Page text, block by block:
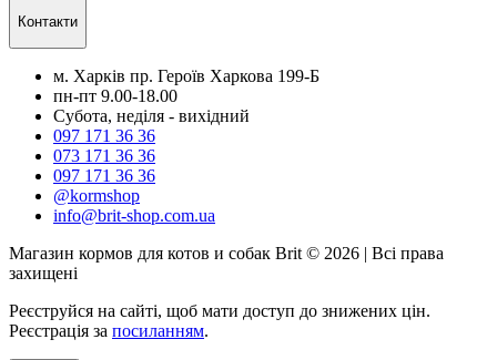
Контакти
м. Харків пр. Героїв Харкова 199-Б
пн-пт 9.00-18.00
Субота, неділя - вихідний
097 171 36 36
073 171 36 36
097 171 36 36
@kormshop
info@brit-shop.com.ua
Магазин кормов для котов и собак Brit © 2026 | Всі права
захищені
Реєструйся на сайті, щоб мати доступ до знижених цін.
Реєстрація за посиланням.